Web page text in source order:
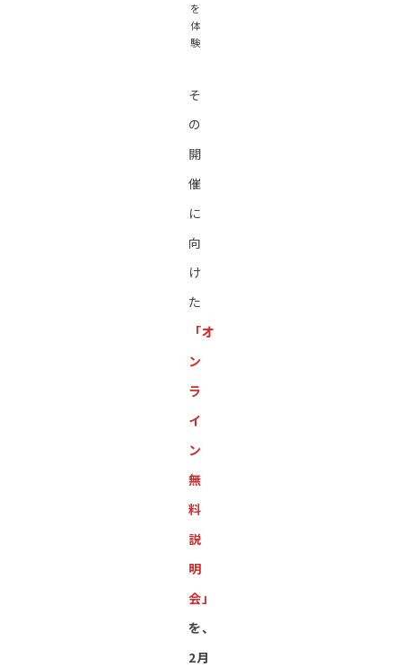
を
体
験
そ
の
開
催
に
向
け
た
「オ
ン
ラ
イ
ン
無
料
説
明
会」
を、
2月